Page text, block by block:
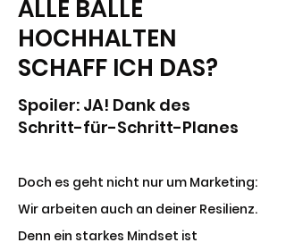
ALLE BÄLLE
HOCHHALTEN
SCHAFF ICH DAS?
Spoiler: JA! Dank des
Schritt-für-Schritt-Planes
Doch es geht nicht nur um Marketing:
Wir arbeiten auch an deiner Resilienz.
Denn ein starkes Mindset ist